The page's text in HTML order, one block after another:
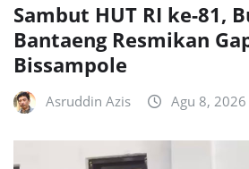
Sambut HUT RI ke-81,
Bantaeng Resmikan
Bissampole
Asruddin Azis Agu 8, 2026